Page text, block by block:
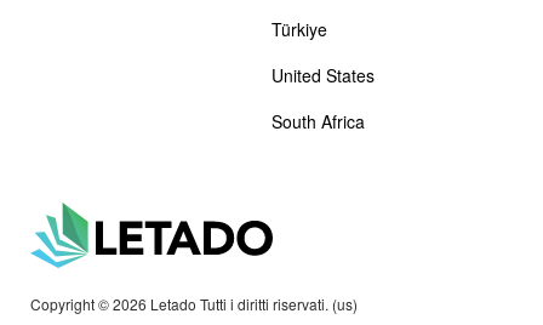
Copyright © 2026 Letado Tutti i diritti riservati. (us)
Türkiye
United States
South Africa